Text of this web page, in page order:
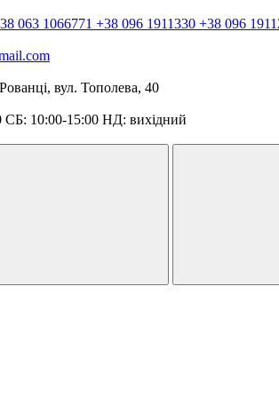
063 1066771 +38 096 1911330 +38 096
вул. Тополева, 40
10:00-15:00 НД: вихідний